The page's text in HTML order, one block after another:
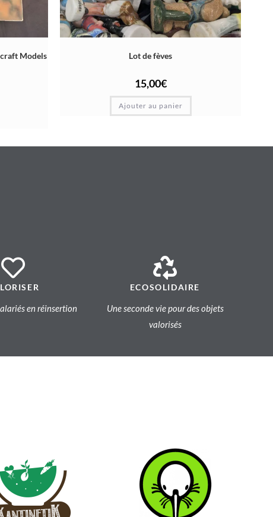
Models
Lot de fèves
15,00€
Ajouter au panier
en réinsertion
ECOSOLIDAIRE
Une seconde vie pour des objets
valorisés